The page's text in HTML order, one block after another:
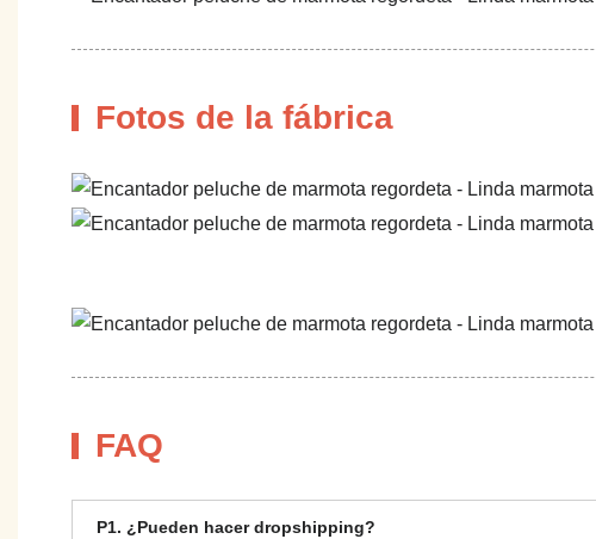
Fotos de la fábrica
FAQ
P1. ¿Pueden hacer dropshipping?